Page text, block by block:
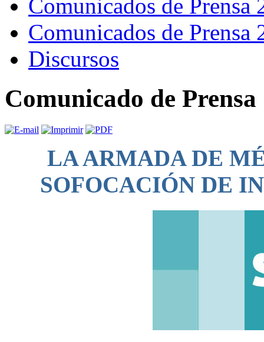
Comunicados de Prensa
Comunicados de Prensa
Discursos
Comunicado de Prensa
LA ARMADA DE
SOFOCACIÓN DE